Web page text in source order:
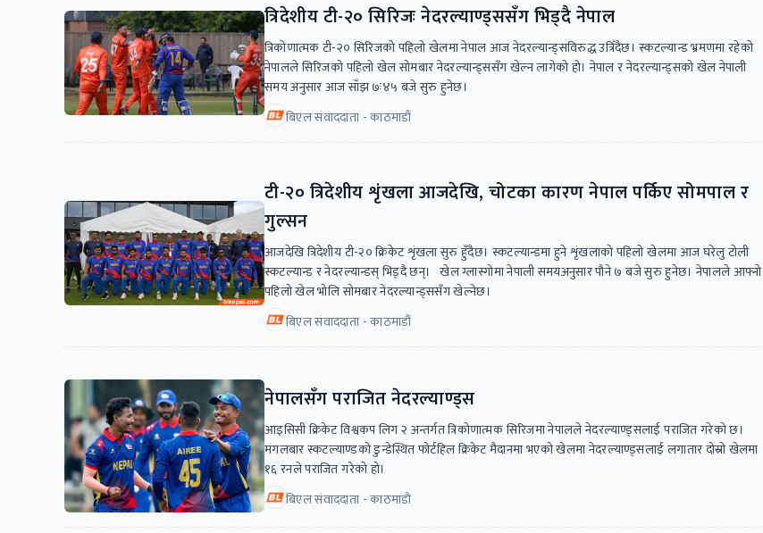
त्रिदेशीय टी-२० सिरिजः नेदरल्याण्ड्ससँग भिड्दै नेपाल
त्रिकोणात्मक टी-२० सिरिजको पहिलो खेलमा नेपाल आज नेदरल्यान्ड्सविरुद्ध उत्रिँदैछ। स्कटल्यान्ड भ्रमणमा रहेको
नेपालले सिरिजको पहिलो खेल सोमबार नेदरल्यान्ड्ससँग खेल्न लागेको हो। नेपाल र नेदरल्यान्ड्सको खेल नेपाली
समय अनुसार आज साँझ ७ः४५ बजे सुरु हुनेछ।
बिएल संवाददाता - काठमाडौं
टी-२० त्रिदेशीय शृंखला आजदेखि, चोटका कारण नेपाल पर्किए सोमपाल र
गुल्सन
आजदेखि त्रिदेशीय टी-२० क्रिकेट शृंखला सुरु हुँदैछ। स्कटल्यान्डमा हुने शृंखलाको पहिलो खेलमा आज घरेलु टोली
स्कटल्यान्ड र नेदरल्यान्डस् भिड्दै छन्। खेल ग्लास्गोमा नेपाली समयअनुसार पौने ७ बजे सुरु हुनेछ। नेपालले आफ्नो
पहिलो खेल भोलि सोमबार नेदरल्यान्ड्ससँग खेल्नेछ।
बिएल संवाददाता - काठमाडौं
नेपालसँग पराजित नेदरल्याण्ड्स
आइसिसी क्रिकेट विश्वकप लिग २ अन्तर्गत त्रिकोणात्मक सिरिजमा नेपालले नेदरल्याण्ड्सलाई पराजित गरेको छ।
मंगलबार स्कटल्याण्डको डुन्डेस्थित फोर्टहिल क्रिकेट मैदानमा भएको खेलमा नेदरल्याण्ड्सलाई लगातार दोस्रो खेलमा
१६ रनले पराजित गरेको हो।
बिएल संवाददाता - काठमाडाैं